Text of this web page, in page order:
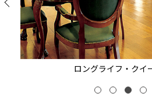
ロングライフ・クイ